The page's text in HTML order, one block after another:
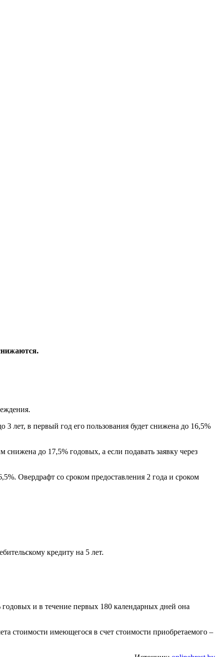
лет, в первый год его пользования будет снижена до 16,5%
до 17,5% годовых, а если подавать заявку через
Овердрафт со сроком предоставления 2 года и сроком
кредиту на 5 лет.
и в течение первых 180 календарных дней она
стоимости имеющегося в счет стоимости приобретаемого –